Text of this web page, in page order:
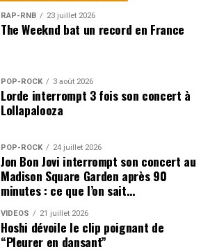
RAP-RNB 23 juillet 2026
The Weeknd bat un record en France
POP-ROCK 3 août 2026
Lorde interrompt 3 fois son concert à
Lollapalooza
POP-ROCK 24 juillet 2026
Jon Bon Jovi interrompt son concert au
Madison Square Garden après 90
minutes : ce que l’on sait…
VIDEOS 21 juillet 2026
Hoshi dévoile le clip poignant de
“Pleurer en dansant”